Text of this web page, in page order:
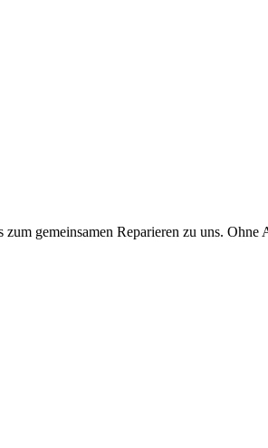
gemeinsamen Reparieren zu uns. Ohne